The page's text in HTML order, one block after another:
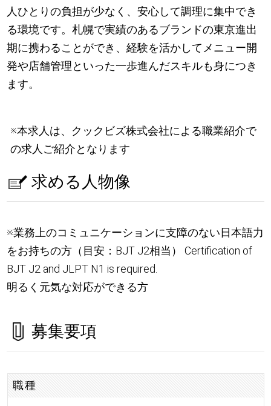
人ひとりの負担が少なく、安心して調理に集中でき
る環境です。札幌で実績のあるブランドの東京進出
期に携わることができ、経験を活かしてメニュー開
発や店舗管理といった一歩進んだスキルも身につき
ます。
※本求人は、クックビズ株式会社による職業紹介で
の求人ご紹介となります
求める人物像
※業務上のコミュニケーションに支障のない日本語力
をお持ちの方（目安：BJT J2相当） Certification of
BJT J2 and JLPT N1 is required.
明るく元気な対応ができる方
募集要項
職種